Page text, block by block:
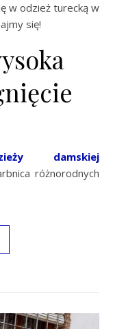
w odzież turecką w
się!
damskiej
różnorodnych